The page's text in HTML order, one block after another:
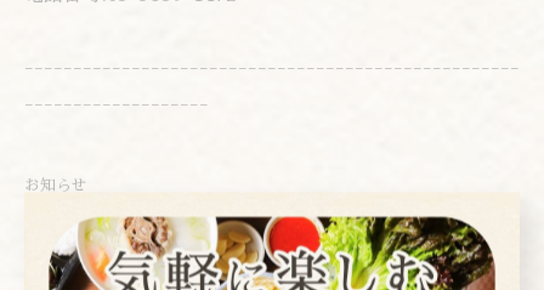
---------------------------------------------------
-------------------
お知らせ
< 前のページ 一覧に戻る 次のページ >